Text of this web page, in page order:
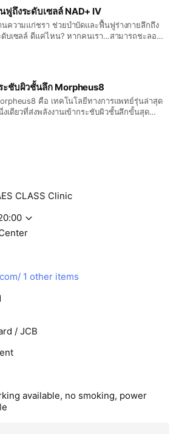
ฟูถึงระดับเซลล์ NAD+ IV
นความแก่ชรา ช่วยบำบัดและฟื้นฟูร่างกายลึกถึง
ดับเซลล์ ดีแค่ไหน? หากคนเรา…สามารถชะลอ
งการค้นพบครั้งล่าสุดของวงการวิทยาศาสตร์การ
ทย์ทำได้แล้ว ด้วย “NAD+” หรือเรียกอีกอย่างหนึ่ง
“น้ำพุแห่งความหนุ่มสาว”
ะชับผิวชั้นลึก Morpheus8
คือ เทคโนโลยีทางการแพทย์รุ่นล่าสุด
งเดียวที่ส่งพลังงานเข้ากระชับผิวชั้นลึกขั้นสุด
CLASS Clinic
1 other items
/ JCB
available, no smoking, power